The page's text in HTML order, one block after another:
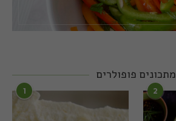
מתכונים פופולרים
1 2